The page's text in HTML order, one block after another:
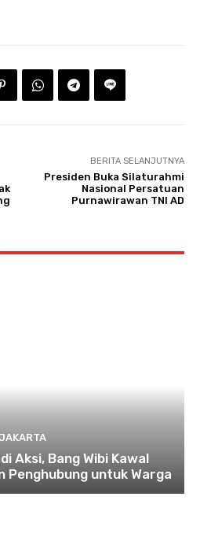
BERITA SELANJUTNYA
Presiden Buka Silaturahmi
Nasional Persatuan
Purnawirawan TNI AD
JAKARTA
Aksi, Bang Wibi Kawal
untuk Warga